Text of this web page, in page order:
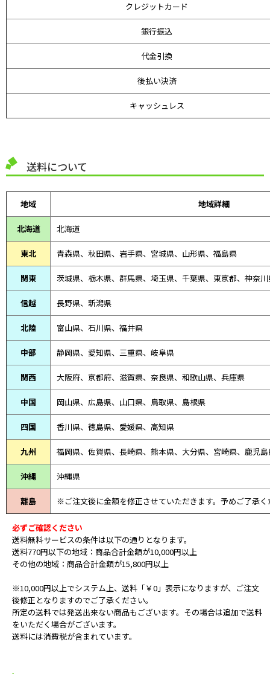
クレジットカード
銀行振込
代金引換
後払い決済
キャッシュレス
送料について
地域 地域詳細
北海道 北海道
東北 青森県、 秋田県、 岩手県、宮城県、山形県、福島県
関東 茨城県、栃木県、群馬県、埼玉県、千葉県、東京都、神奈
信越 長野県、新潟県
北陸 富山県、 石川県、 福井県
中部 静岡県、 愛知県、 三重県、 岐阜県
関西 大阪府、京都府、滋賀県、奈良県、和歌山県、兵庫県
中国 岡山県、広島県、山口県、鳥取県、島根県
四国 香川県、徳島県、愛媛県、高知県
九州 福岡県、佐賀県、長崎県、熊本県、大分県、宮崎県、鹿児
沖縄 沖縄県
離島 ※ご注文後に金額を修正させていただきます。予めご了承く
必ずご確認ください
送料無料サービスの条件は以下の通りとなります。
送料770円以下の地域：商品合計金額が10,000円以上
その他の地域：商品合計金額が15,800円以上
※10,000円以上でシステム上、送料「￥0」表示になりますが、ご注文
後修正となりますのでご了承ください。
所定の送料では発送出来ない商品もございます。その場合は追加で送料
をいただく場合がございます。
送料には消費税が含まれています。